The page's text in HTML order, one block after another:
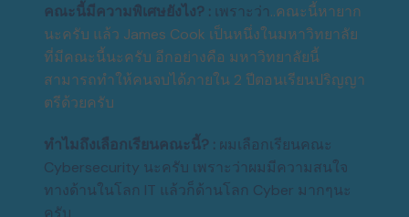
คณะนี้มีความพิเศษยังไง? : เพราะว่า..คณะนี้หายาก
นะครับ แล้ว James Cook เป็นหนึ่งในมหาวิทยาลัย
ที่มีคณะนี้นะครับ อีกอย่างคือ มหาวิทยาลัยนี้
สามารถทำให้คนจบได้ภายใน 2 ปีตอนเรียนปริญญา
ตรีด้วยครับ
ทำไมถึงเลือกเรียนคณะนี้? : ผมเลือกเรียนคณะ
Cybersecurity นะครับ เพราะว่าผมมีความสนใจ
ทางด้านในโลก IT แล้วก็ด้านโลก Cyber มากๆนะ
ครับ